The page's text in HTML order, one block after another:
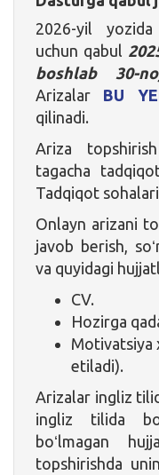
2026-yil
uchun qabul
boshlab 30-
Arizalar BU
qilinadi.
Ariza
tagacha
Tadqiqot
Onlayn arizani
javob berish,
va quyidagi
CV.
Hozirga
Motivatsiya
etiladi).
Arizalar ingliz
ingliz tilida
boʻlmagan
topshirishda